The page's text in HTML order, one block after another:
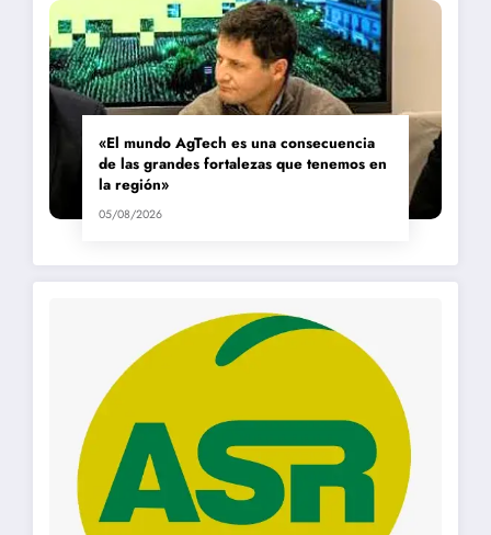
«El mundo AgTech es una consecuencia
de las grandes fortalezas que tenemos en
la región»
05/08/2026